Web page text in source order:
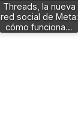
Threads, la nueva
red social de Meta:
cómo funciona…